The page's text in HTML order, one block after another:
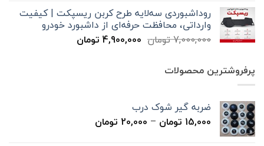
7,000,000 تومان
بود.
4,900,000 تومان
است.
روداشبوردی سه‌لایه طرح کربن ریسپکت | کیفیت
وارداتی، محافظت حرفه‌ای از داشبورد خودرو
7,000,000تومان قیمت
4,900,000 تومانقیمت
پرفروشترین محصولات
ضربه گیر شوک درب
15,000 تومان –
20,000 تومان